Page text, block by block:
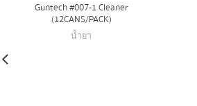
Guntech #007-1 Cleaner
(12CANS/PACK)
น้ำยา